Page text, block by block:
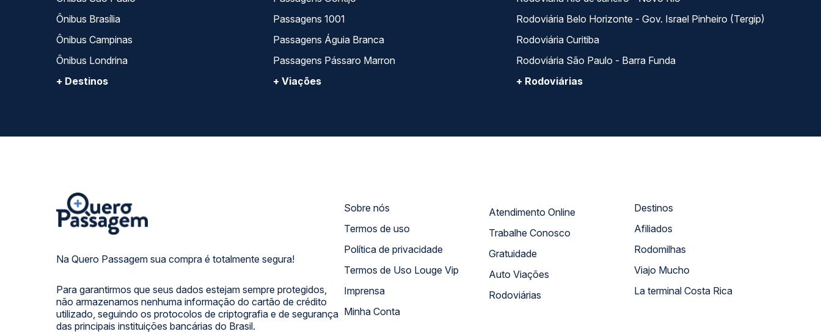
Ônibus Brasília
Ônibus Campinas
Ônibus Londrina
+ Destinos
Passagens 1001
Passagens Águia Branca
Passagens Pássaro Marron
+ Viações
Rodoviária Belo Horizonte - Gov. Israel Pinheiro (Tergip)
Rodoviária Curitiba
Rodoviária São Paulo - Barra Funda
+ Rodoviárias
Na Quero Passagem sua compra é totalmente segura!
Para garantirmos que seus dados estejam sempre protegidos,
não armazenamos nenhuma informação do cartão de crédito
utilizado, seguindo os protocolos de criptografia e de segurança
das principais instituições bancárias do Brasil.
Sobre nós
Termos de uso
Política de privacidade
Termos de Uso Louge Vip
Imprensa
Minha Conta
Atendimento Online
Trabalhe Conosco
Gratuidade
Auto Viações
Rodoviárias
Destinos
Afiliados
Rodomilhas
Viajo Mucho
La terminal Costa Rica